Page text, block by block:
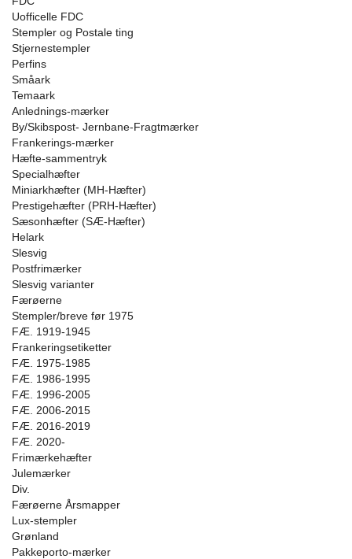
Uofficelle FDC
Stempler og Postale ting
Stjernestempler
Perfins
Småark
Temaark
Anlednings-mærker
By/Skibspost- Jernbane-Fragtmærker
Frankerings-mærker
Hæfte-sammentryk
Specialhæfter
Miniarkhæfter (MH-Hæfter)
Prestigehæfter (PRH-Hæfter)
Sæsonhæfter (SÆ-Hæfter)
Helark
Slesvig
Postfrimærker
Slesvig varianter
Færøerne
Stempler/breve før 1975
FÆ. 1919-1945
Frankeringsetiketter
FÆ. 1975-1985
FÆ. 1986-1995
FÆ. 1996-2005
FÆ. 2006-2015
FÆ. 2016-2019
FÆ. 2020-
Frimærkehæfter
Julemærker
Div.
Færøerne Årsmapper
Lux-stempler
Grønland
Pakkeporto-mærker